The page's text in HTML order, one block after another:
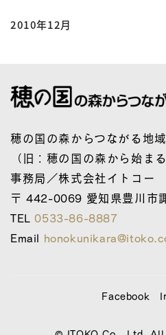
2010年12月
穂の国の森からつながる地
（旧：穂の国の森から始ま
事務局／株式会社イトコー
〒 442-0069 愛知県豊川市
TEL0533-86-8887
Email
Facebook